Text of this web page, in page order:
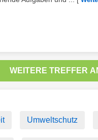
WEITERE TREFFER
Umweltschutz